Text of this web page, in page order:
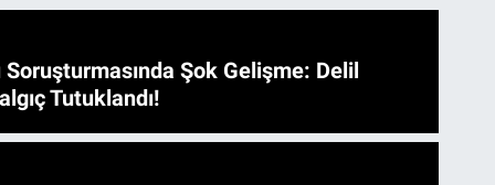
Şok Gelişme: Delil
Tutuklandı!